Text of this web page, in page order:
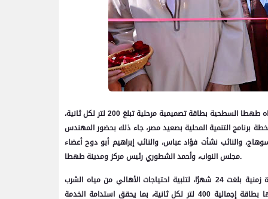
افتتح اللواء دكتور عبد الفتاح سراج محافظ سوهاج، اليوم، أعمال إعادة تأهيل محطة مياه طهطا السطحية بطاقة تصميمية مرحلية تبلغ 200 لتر لكل ثانية،
بتكلفة150 مليون جنيه، وذلك ضمن خطة برنامج التنمية المحلية بصعيد مصر، جاء ذلك بحضور المهندس
والنائب نشأت فؤاد عباس، والنائب إبراهيم أبو دوح أعضاء
مجلس النواب، وأحمد الشطوري رئيس مركز ومدينة طهطا.
واستمع المحافظ إلى عرض تفصيلي حول مكونات المشروع الذي تم تنفيذه خلال مدة زمنية بلغت 24 شهرًا، لتلبية احتياجات الأهالي من مياه الشرب
المرشحة وتحسين الضغوط بشبكات المنطقة المخدومة. وتعمل المحطة بكامل مراحلها بطاقة إجمالية 400 لتر لكل ثانية، بما يحقق استدامة الخدمة